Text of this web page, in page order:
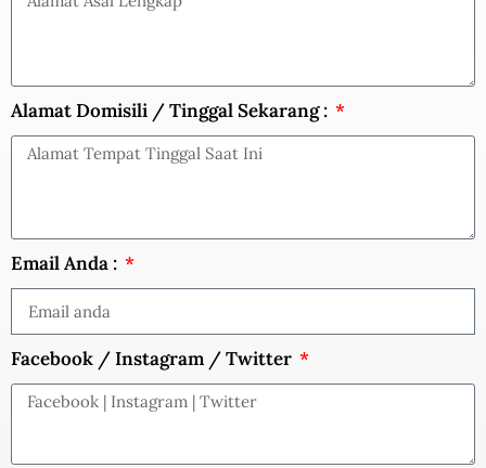
Alamat Domisili / Tinggal Sekarang :
Email Anda :
Facebook / Instagram / Twitter